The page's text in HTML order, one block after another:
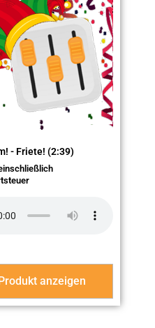
- Friete! (2:39)
Produkt anzeigen